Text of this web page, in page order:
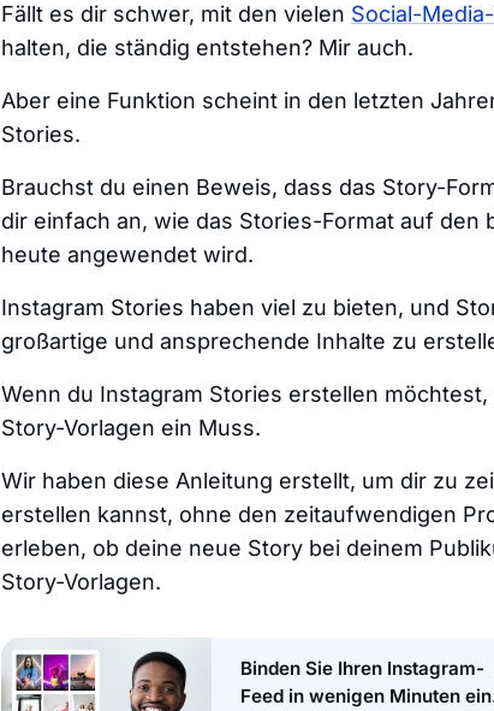
Fällt es dir schwer, mit den vielen Social-
halten, die ständig entstehen? Mir auch.
Aber eine Funktion scheint in den letzten
Stories.
Brauchst du einen Beweis, dass das Story-
dir einfach an, wie das Stories-Format auf
heute angewendet wird.
Instagram Stories haben viel zu bieten, und
großartige und ansprechende Inhalte zu
Wenn du Instagram Stories erstellen
Story-Vorlagen ein Muss.
Wir haben diese Anleitung erstellt, um dir zu
erstellen kannst, ohne den zeitaufwendigen
erleben, ob deine neue Story bei deinem
Story-Vorlagen.
Binden Sie Ihren Instagram-
Feed in wenigen Minuten